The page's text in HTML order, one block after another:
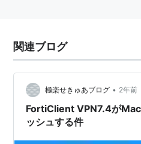
関連ブログ
極楽せきゅあブログ • 2年前
FortiClient VPN7.4が
ッシュする件